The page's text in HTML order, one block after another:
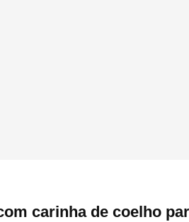
carinha de coelho